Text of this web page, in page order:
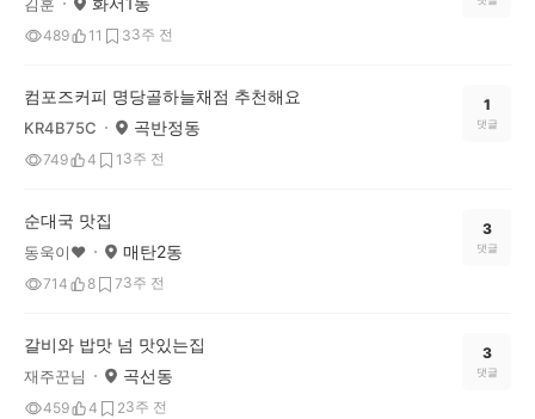
489 11 33주 전
컴포즈커피 명당골하늘채점 추천해요
KR4B75C 곡반정동
749 4 1 3주 전
1
댓글
순대국 맛집
동욱이♥ 매탄2동
714 8 73주 전
3
댓글
갈비와 밥맛 넘 맛있는집
재주꾼님 곡선동
459 4 23주 전
3
댓글